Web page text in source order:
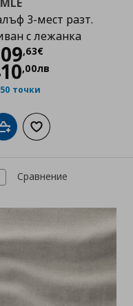
3-мест разт.
с лежанка
,63€
,00лв
точки
Добави в кошницата
Добави към
Сравнение